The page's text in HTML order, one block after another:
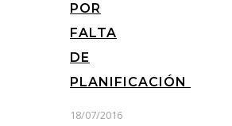
POR
FALTA
DE
PLANIFICACIÓN
18/07/2016